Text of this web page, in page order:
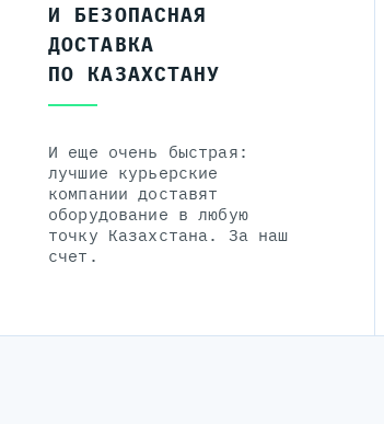
И БЕЗОПАСНАЯ
ДОСТАВКА
ПО КАЗАХСТАНУ
И еще очень быстрая:
лучшие курьерские
компании доставят
оборудование в любую
точку Казахстана. За наш
счет.